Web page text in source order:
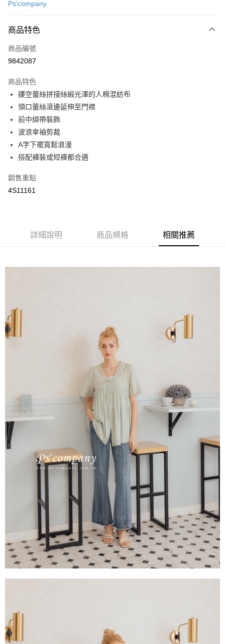
LINE Pay
街口支付
全盈+PAY
AFTEE先享後付
相關說明
【關於「AFTEE先享後付」】
AFTEE先享後付是「在收到商品之後才付款」的支付方式。 讓您購物簡單
便利好安心！
１．簡單：不需註冊會員、不需綁卡、不需儲值。
３．安心：先確認商品／服務後，再付款。
【「AFTEE先享後付」結帳流程】
ATM／網路銀行／等多元方式進行付款，方視為交易完成。
※ 請注意：結帳手續完成當下不需立刻繳費，但若您需要取消訂單，請聯絡
【注意事項】
１．透過由恩沛科技股份有限公司提供之「AFTEE先享後付」服務完成之交
易，需依本服務之必要範圍內提供個人資料，並將交易相關給付款項請求債
權轉讓予恩沛科技股份有限公司。
２．關於個人資料處理事宜，請瀏覽以下網址：
３．未成年的使用者請事先徵得法定代理人或監護人之同意方可使用
「AFTEE先享後付」，若未經同意申辦者引起之損失，本公司不負相關責
４．使用「AFTEE先享後付」時，將依據個別帳號之用戶狀況，依本公司即
時審查核予不同之上限額度；若仍有額度不足之情形，本公司將視審查結果
請求用戶進行身份認證。
５．嚴禁一人註冊多個帳號或使用他人資訊註冊。若發現惡意使用之情形，
恩沛科技股份有限公司將有權停止該用戶之使用額度並採取法律行動。
運送方式
全家取貨付款
付款後全家取貨
每筆NT$65，滿NT$2,000(含以上)免運費
每筆NT$65，滿NT$2,000(含以上)免運費
Ps'company
商品特色
商品編號
9842087
商品特色
鏤空蕾絲拼接絲緞光澤的人棉混紡布
領口蕾絲滾邊延伸至門襟
前中綁帶裝飾
波浪傘袖剪裁
A字下襬寬鬆浪漫
搭配褲裝或短褲都合適
銷售重點
4S11161
詳細說明 商品規格 相關推薦